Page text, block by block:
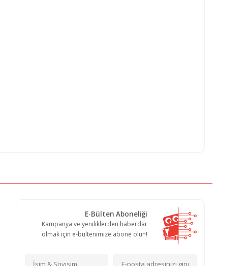
E-Bülten Aboneliği
Kampanya ve yeniliklerden haberdar
olmak için e-bültenimize abone olun!